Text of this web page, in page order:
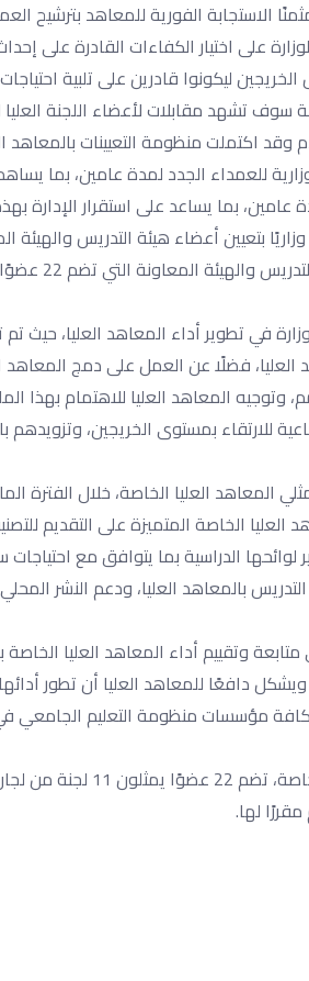
على اختيار الكفاءات القادرة على
ليكونوا قادرين على تلبية
سوف تشهد مقابلات لأعضاء اللجنة
اكتملت منظومة التعيينات بالمعاهد
للعمداء الجدد لمدة عامين، بما
عامين، بما يساعد على استقرار الإدارة
جودة غانم، إلى أنه تم إصدار 365 قرارًا وزاريًا بتعيين
في تطوير أداء المعاهد العليا، حيث
العليا، فضلًا عن العمل على دمج
المعاهد العليا للاهتمام بهذا
للارتقاء بمستوى الخريجين،
العليا الخاصة، خلال الفترة
العليا الخاصة المتميزة على التقديم
الدراسية بما يتوافق مع
بالمعاهد العليا، ودعم النشر
متابعة وتقييم أداء المعاهد العليا
دافعًا للمعاهد العليا أن تطور
كافة مؤسسات منظومة التعليم الجامعي
يذكر أن اللجنة العليا
لها.